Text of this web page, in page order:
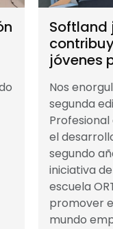
Softland
jóvenes
Nos
segunda
el
segundo
iniciativa
escuela
promover
mundo